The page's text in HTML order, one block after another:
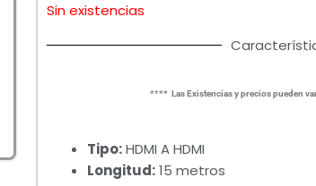
Sin existencias
**** Las Existencias y precios pueden
Tipo:HDMI A HDMI
Longitud:15 metros